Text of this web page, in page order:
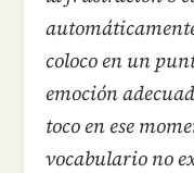
coloco en un
emoción
toco en ese
vocabulario no